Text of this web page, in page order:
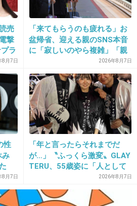
買ってよし！！
+575 -13
が楽しいんだか。
+201 -11
ロリエエフは愛用してる！
売
撃
ラ
8月7日
「来てもらうのも疲れる」お
盆帰省、迎える親のSNS本音
に「寂しいのやら複雑」「親
孝行だと思っていたのに」
2026年8月7日
性
み
8月7日
「年と言ったらそれまでだ
が…」〝ふっくら激変〟GLAY
TERU、55歳姿に「人として
好きすぎる」「TERUさんに
は見えない」「分からなかっ
た」
2026年8月7日